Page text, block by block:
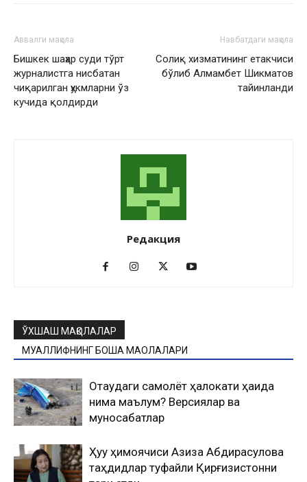
Аввалги мақола
Бишкек шаҳар суди тўрт
журналистга нисбатан
чиқарилган ҳукмларни ўз
кучида қолдирди
Навбатдаги мақола
Солиқ хизматининг етакчиси
бўлиб Алмамбет Шикматов
тайинланди
Редакция
ЎХШАШ МАҚОЛАЛАР
МУАЛЛИФНИНГ БОШҚА МАҚОЛАЛАРИ
Оқтаудаги самолёт ҳалокати ҳақида
нима маълум? Версиялар ва
муносабатлар
Ҳуқуқ ҳимоячиси Азиза Абдирасулова
таҳдидлар туфайли Қирғизистонни